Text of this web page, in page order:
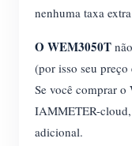
nenhuma taxa
O WEM3050T
(por isso seu
Se você comprar
IAMMETER-cloud,
adicional.